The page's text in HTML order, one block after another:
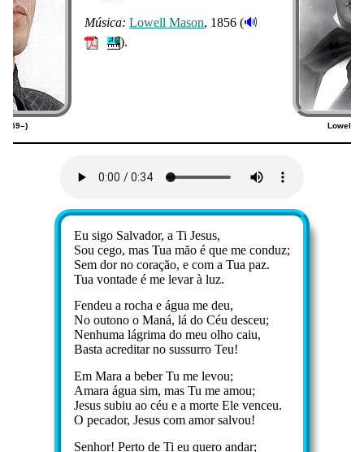
Low­ell Ma­son, 1856 (🔊
).
Lowell
Eu sigo Salvador, a Ti Jesus,
Sou cego, mas Tua măo é que me conduz;
Sem dor no coraçăo, e com a Tua paz.
Tua vontade é me levar à luz.
Fendeu a rocha e água me deu,
No outono o Maná, lá do Céu desceu;
Nenhuma lágrima do meu olho caiu,
Basta acreditar no sussurro Teu!
Em Mara a beber Tu me levou;
Amara água sim, mas Tu me amou;
Jesus subiu ao céu e a morte Ele venceu.
O pecador, Jesus com amor salvou!
Senhor! Perto de Ti eu quero andar;